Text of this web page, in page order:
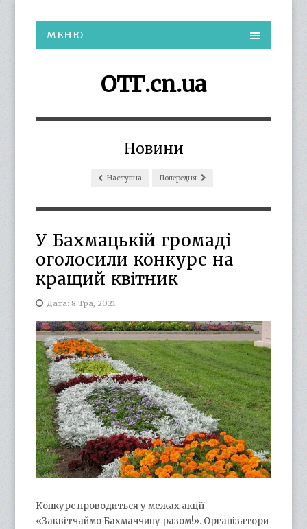
МЕНЮ
ОТГ.cn.ua
Новини
Наступна Попередня
У Бахмацькій громаді
оголосили конкурс на
кращий квітник
Дата: 8 Тра, 2021
Конкурс проводиться у межах акції
«Заквітчаймо Бахмаччину разом!». Організатори